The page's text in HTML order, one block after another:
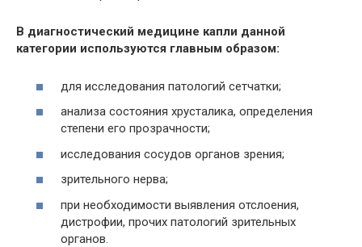
В диагностический медицине капли данной
категории используются главным образом:
для исследования патологий сетчатки;
анализа состояния хрусталика, определения
степени его прозрачности;
исследования сосудов органов зрения;
зрительного нерва;
при необходимости выявления отслоения,
дистрофии, прочих патологий зрительных
органов.